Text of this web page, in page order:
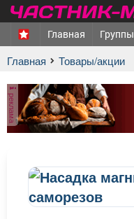
Главная Группы
Главная Товары/акции
реклама